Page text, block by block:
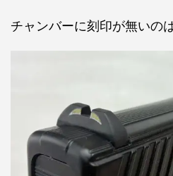
チャンバーに刻印が無いの